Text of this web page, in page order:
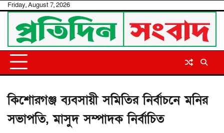
Skip
content
Friday, August 7, 2026
কিশোরগঞ্জ ব্যবসায়ী সমিতির নির্বাচনে মনির
সভাপতি, মাসুদ সম্পাদক নির্বাচিত